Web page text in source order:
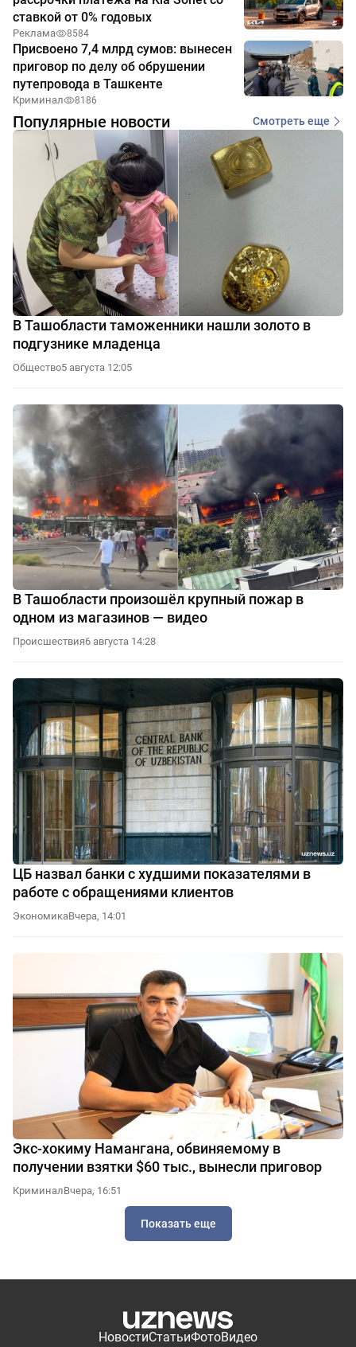
ставкой от 0% годовых
Реклама 8584
Присвоено 7,4 млрд сумов: вынесен
приговор по делу об обрушении
путепровода в Ташкенте
Криминал 8186
Популярные новости Смотреть еще
В Ташобласти таможенники нашли золото в
подгузнике младенца
Общество5 августа 12:05
В Ташобласти произошёл крупный пожар в
одном из магазинов — видео
Происшествия6 августа 14:28
ЦБ назвал банки с худшими показателями в
работе с обращениями клиентов
ЭкономикаВчера, 14:01
Экс-хокиму Намангана, обвиняемому в
получении взятки $60 тыс., вынесли приговор
КриминалВчера, 16:51
Показать еще
НовостиСтатьиФотоВидео